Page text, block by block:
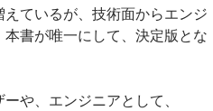
ているが、技術面からエンジ
書が唯一にして、決定版とな
や、エンジニアとして、